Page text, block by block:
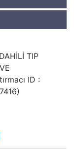
TIP
ID :
)